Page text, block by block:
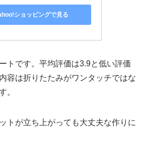
ショッピングで見る
トです。平均評価は3.9と低い評価
容は折りたたみがワンタッチではな
。
トが立ち上がっても大丈夫な作りに